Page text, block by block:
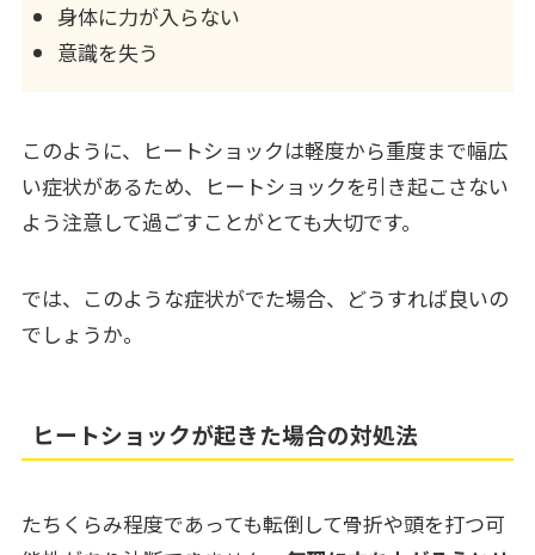
身体に力が入らない
意識を失う
このように、ヒートショックは軽度から重度まで幅広
い症状があるため、ヒートショックを引き起こさない
よう注意して過ごすことがとても大切です。
では、このような症状がでた場合、どうすれば良いの
でしょうか。
ヒートショックが起きた場合の対処法
たちくらみ程度であっても転倒して骨折や頭を打つ可